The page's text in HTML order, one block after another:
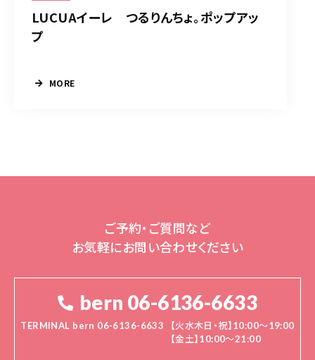
LUCUAイーレ つるりんちょ。ポップアッ
プ
MORE
ご予約・ご質問など
お気軽にお問い合わせください
bern 06-6136-6633
TERMINAL bern 06-6136-6633
【火水木日・祝】10:00～19:00
【金土】10:00〜21:00